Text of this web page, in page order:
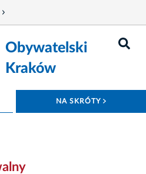
Obywatelski
Kraków
NA SKRÓTY